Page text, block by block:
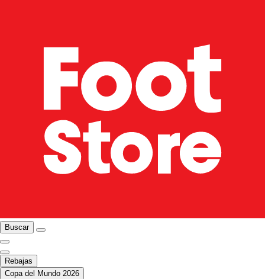
Buscar
Rebajas
Copa del Mundo 2026